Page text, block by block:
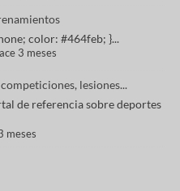
color: #464feb; }...
3 meses
lesiones...
de referencia sobre deportes
meses